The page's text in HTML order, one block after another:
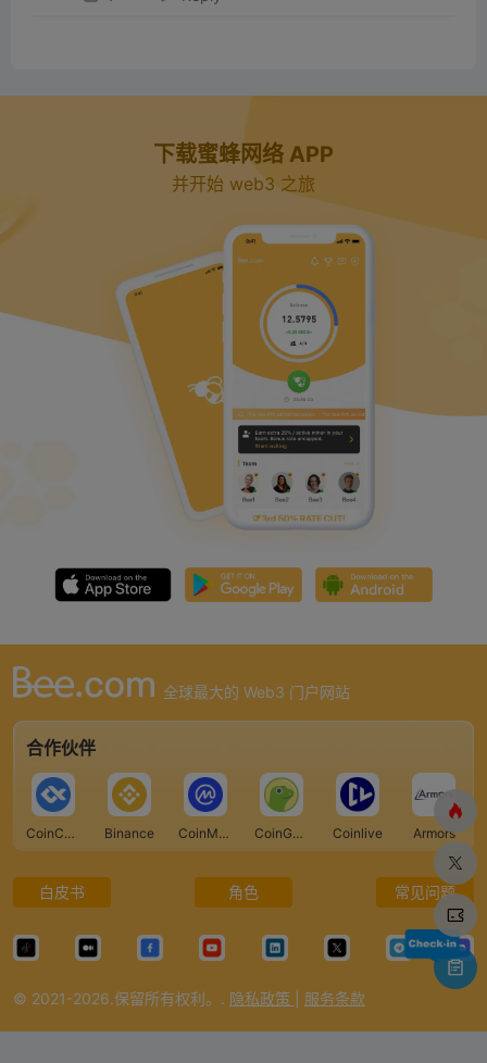
d
e
o
下载蜜蜂网络 APP
并开始 web3 之旅
全球最大的 Web3 门户网站
合作伙伴
CoinCarp Binance CoinMarketCap CoinGecko Coinlive Armors
白皮书 角色 常见问题
© 2021-2026.保留所有权利。. 隐私政策 服务条款